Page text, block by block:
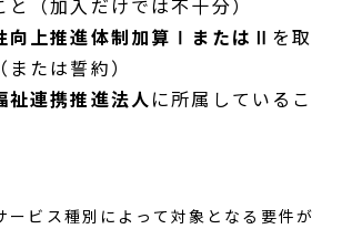
（加入だけでは不十分）
向上推進体制加算ⅠまたはⅡ を取
たは誓約）
祉連携推進法人に所属しているこ
ービス種別によって対象となる要件が